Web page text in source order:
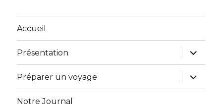
Accueil
Présentation
ouvrir
le
sous-
menu
Préparer un voyage
ouvrir
le
sous-
Notre Journal